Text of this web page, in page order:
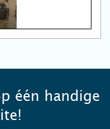
één handige